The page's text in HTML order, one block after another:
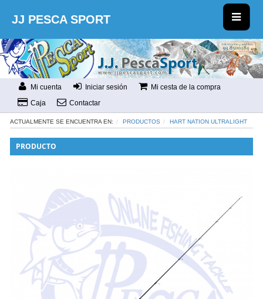
JJ PESCA SPORT
Mi cuenta Iniciar sesión
Mi cesta de la compra
Caja
Contactar
ACTUALMENTE SE ENCUENTRA EN: PRODUCTOS HART NATION ULTRALIGHT
PRODUCTO